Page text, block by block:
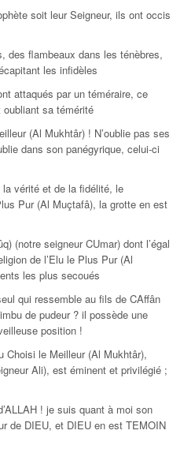
soit leur Seigneur, ils ont occis
des flambeaux dans les ténèbres,
les infidèles
attaqués par un téméraire, ce
sa témérité
(Al Mukhtâr) ! N’oublie pas ses
dans son panégyrique, celui-ci
la vérité et de la fidélité, le
Pur (Al Muçtafâ), la grotte en est
(notre seigneur CUmar) dont l’égal
de l’Elu le Plus Pur (Al
les plus secoués
qui ressemble au fils de CAffân
de pudeur ? il possède une
position !
Choisi le Meilleur (Al Mukhtâr),
Ali), est éminent et privilégié ;
! je suis quant à moi son
de DIEU, et DIEU en est TEMOIN